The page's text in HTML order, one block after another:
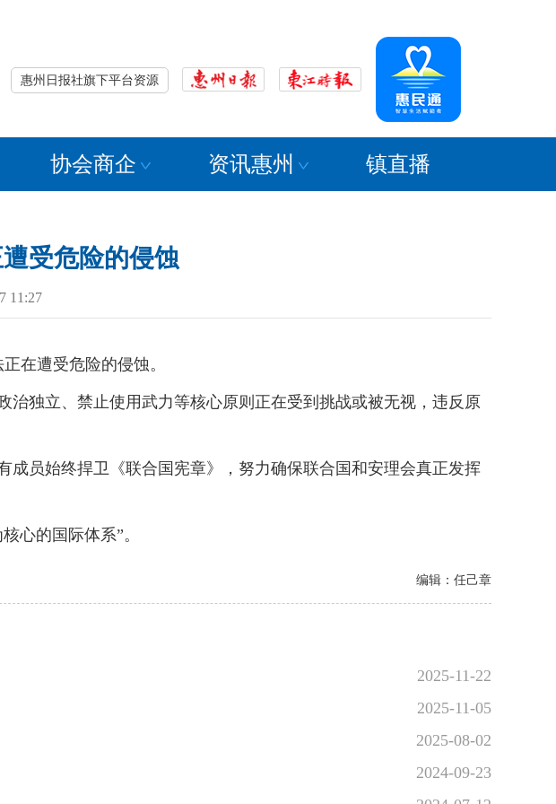
惠州日报社旗下平台资源
协会商企 资讯惠州 镇直播
受危险的侵蚀
在遭受危险的侵蚀。
独立、禁止使用武力等核心原则正在受到挑战或被无视，违反原
员始终捍卫《联合国宪章》，努力确保联合国和安理会真正发挥
心的国际体系”。
编辑：任己章
2025-11-22
2025-11-05
2025-08-02
2024-09-23